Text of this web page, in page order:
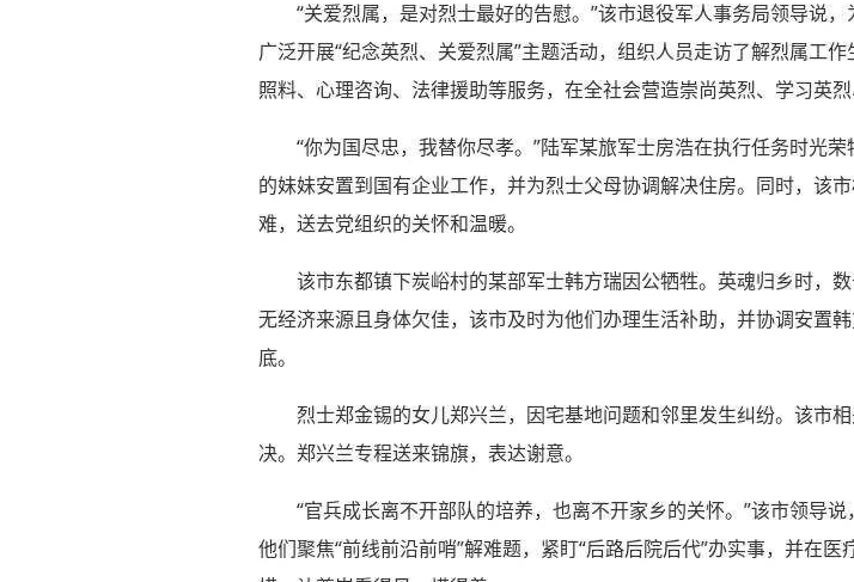
“关爱烈属，是对烈士最好的告慰。”该市退役军人事务局领导说
广泛开展“纪念英烈、关爱烈属”主题活动，组织人员走访了解烈属工
照料、心理咨询、法律援助等服务，在全社会营造崇尚英烈、学习英烈
“你为国尽忠，我替你尽孝。”陆军某旅军士房浩在执行任务时光
的妹妹安置到国有企业工作，并为烈士父母协调解决住房。同时，该
难，送去党组织的关怀和温暖。
该市东都镇下炭峪村的某部军士韩方瑞因公牺牲。英魂归乡时，
无经济来源且身体欠佳，该市及时为他们办理生活补助，并协调安置
底。
烈士郑金锡的女儿郑兴兰，因宅基地问题和邻里发生纠纷。该市
决。郑兴兰专程送来锦旗，表达谢意。
“官兵成长离不开部队的培养，也离不开家乡的关怀。”该市领导
他们聚焦“前线前沿前哨”解难题，紧盯“后路后院后代”办实事，并在